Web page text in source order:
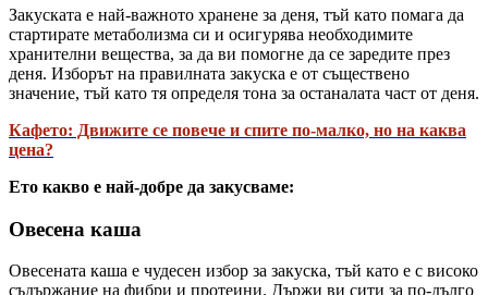
Закуската е най-важното хранене за деня, тъй като помага да
стартирате метаболизма си и осигурява необходимите
хранителни вещества, за да ви помогне да се заредите през
деня. Изборът на правилната закуска е от съществено
значение, тъй като тя определя тона за останалата част от деня.
Кафето: Движите се повече и спите по-малко, но на каква
цена?
Ето какво е най-добре да закусваме:
Овесена каша
Овесената каша е чудесен избор за закуска, тъй като е с високо
съдържание на фибри и протеини. Държи ви сити за по-дълго